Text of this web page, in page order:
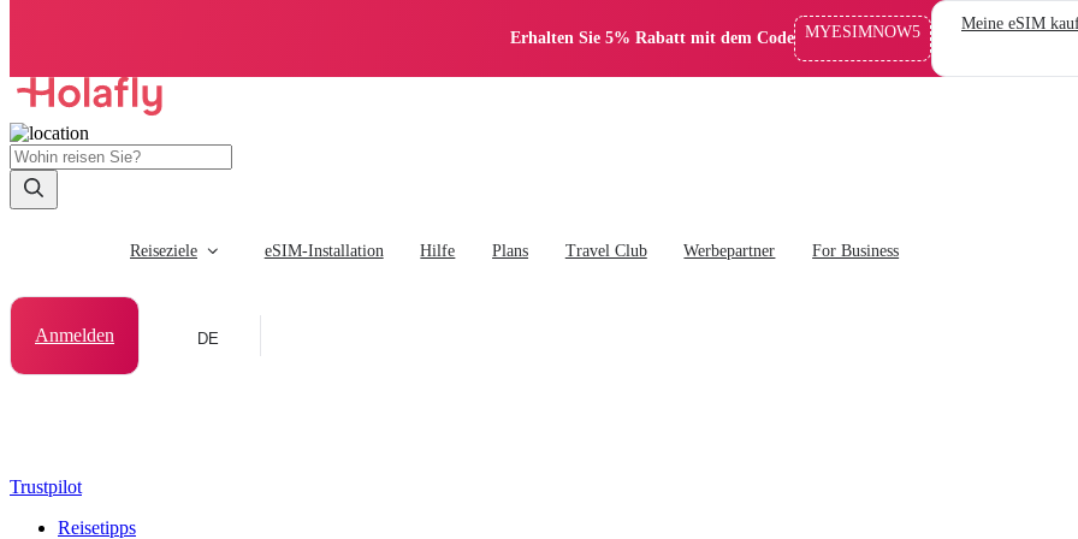
Erhalten Sie 5% Rabatt mit dem Code MYESIMNOW5 Meine eSIM
Reiseziele eSIM-Installation Hilfe Plans Travel Club Werbepartner For Business
Anmelden DE
Trustpilot
Reisetipps